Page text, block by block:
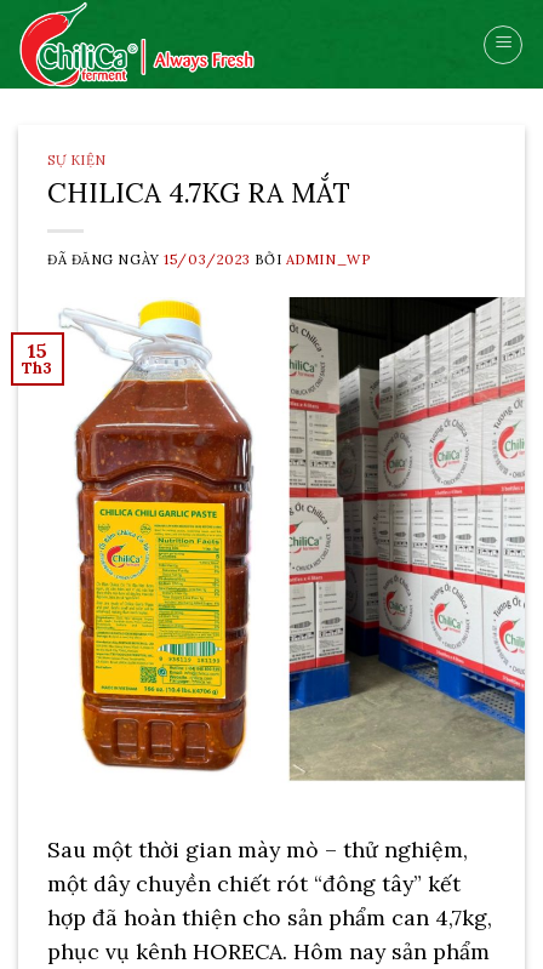
Skip
content
SỰ KIỆN
CHILICA 4.7KG RA MẮT
ĐÃ ĐĂNG NGÀY15/03/2023 BỞI ADMIN_WP
15
Th3
Sau một thời gian mày mò – thử nghiệm,
một dây chuyền chiết rót “đông tây” kết
hợp đã hoàn thiện cho sản phẩm can 4,7kg,
phục vụ kênh HORECA. Hôm nay sản phẩm